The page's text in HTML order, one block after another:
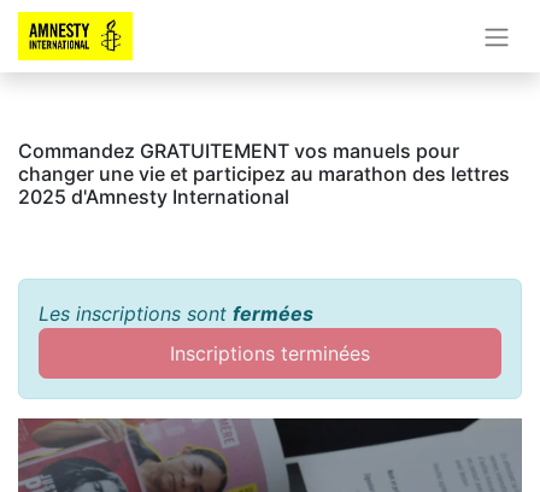
Commandez GRATUITEMENT vos manuels pour
changer une vie et participez au marathon des lettres
2025 d'Amnesty International
Les inscriptions sont fermées
Inscriptions terminées